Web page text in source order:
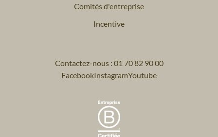
Comités d'entreprise
Incentive
Contactez-nous : 01 70 82 90 00
FacebookInstagramYoutube